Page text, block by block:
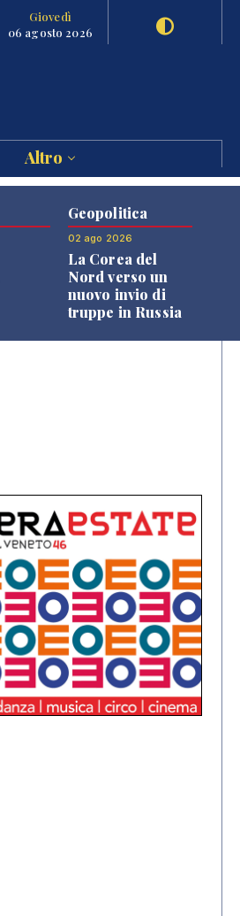
Giovedì
06 agosto 2026
Altro
Geopolitica
02 ago 2026
La Corea del
Nord verso un
nuovo invio di
truppe in Russia